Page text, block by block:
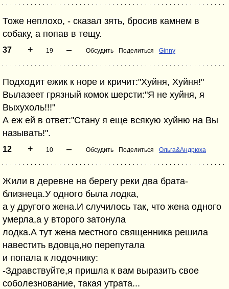
Тоже неплохо, - сказал зять, бросив камнем в
собаку, а попав в тещу.
37 + 19 – Обсудить Поделиться Ginny
Подходит ежик к норе и кричит:"Хуйня, Хуйня!"
Вылазеет грязный комок шерсти:"Я не хуйня, я
Выхухоль!!!"
А еж ей в ответ:"Стану я еще всякую хуйню на Вы
называть!".
12 + 10 – Обсудить Поделиться Ольга&Андрюха
Жили в деревне на берегу реки два брата-
близнеца.У одного была лодка,
а у другого жена.И случилось так, что жена одного
умерла,а у второго затонула
лодка.А тут жена местного священника решила
навестить вдовца,но перепутала
и попала к лодочнику:
-Здравствуйте,я пришла к вам выразить свое
соболезнование, такая утрата...